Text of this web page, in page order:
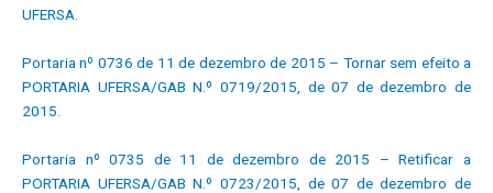
UFERSA.
Portaria nº 0736 de 11 de dezembro de 2015 – Tornar sem efeito a
PORTARIA UFERSA/GAB N.º 0719/2015, de 07 de dezembro de
2015.
Portaria nº 0735 de 11 de dezembro de 2015 – Retificar a
PORTARIA UFERSA/GAB N.º 0723/2015, de 07 de dezembro de